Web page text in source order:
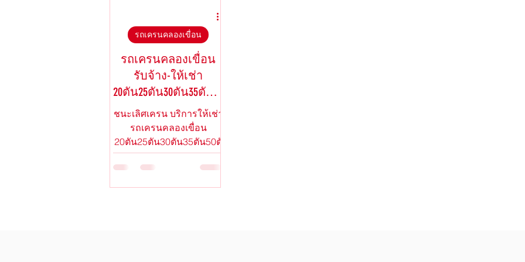
รถเครนท่าตะเกียบ
รถเครนคลองเขื่อน
รับจ้าง-ให้เช่า
20ตัน25ตัน30ตัน35ตัน50
T
ชนะเลิศเครน บริการให้เช่า
รถเครนคลองเขื่อน
20ตัน25ตัน30ตัน35ตัน50ตั
น รถเครนให้เช่า,รถเครน
คลองเขื่อน สนใจติดต่อสาย
รถเครนคลองเขื่อน